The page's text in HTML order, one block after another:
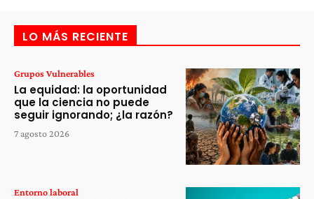
LO MÁS RECIENTE
Grupos Vulnerables
La equidad: la oportunidad
que la ciencia no puede
seguir ignorando; ¿la razón?
7 agosto 2026
Entorno laboral